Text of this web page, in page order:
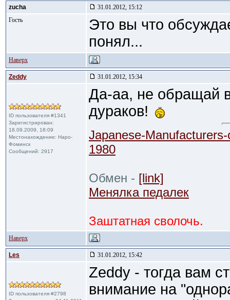
zucha
31.01.2012, 15:12
Гость
Это вы что
понял...
Наверх
Zeddy 31.01.2012, 15:34
ID пользователя #1341
Зарегистрирован:
18.09.2009, 18:09
Местонахождение: Наро-
Фоминск
Сообщений: 2917
Да-аа, не обращай
дураков!
Japanese-
1980
Обмен - [link]
Менялка педалек
Заштатная сволочь.
Наверх
Les 31.01.2012, 15:42
ID пользователя #2798
Zeddy - тогда вам
внимание на